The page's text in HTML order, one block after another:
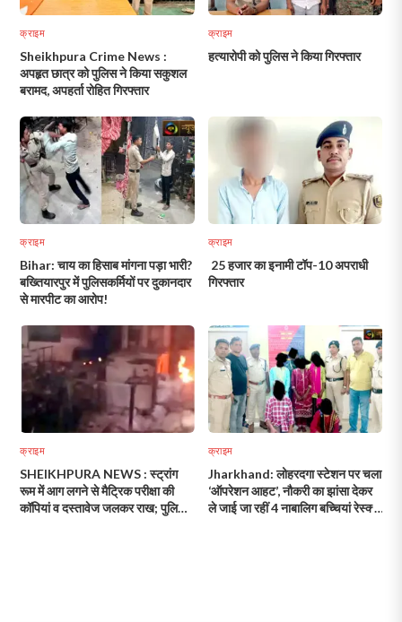
क्राइम
Sheikhpura Crime News :
अपहृत छात्र को पुलिस ने किया सकुशल
बरामद, अपहर्ता रोहित गिरफ्तार
क्राइम
हत्यारोपी को पुलिस ने किया गिरफ्तार
क्राइम
Bihar: चाय का हिसाब मांगना पड़ा भारी?
बख्तियारपुर में पुलिसकर्मियों पर दुकानदार
से मारपीट का आरोप!
क्राइम
25 हजार का इनामी टॉप-10 अपराधी
गिरफ्तार
क्राइम
SHEIKHPURA NEWS : स्ट्रांग
रूम में आग लगने से मैट्रिक परीक्षा की
कॉपियां व दस्तावेज जलकर राख; पुलिस
क्राइम
Jharkhand: लोहरदगा स्टेशन पर चला
‘ऑपरेशन आहट’, नौकरी का झांसा देकर
ले जाई जा रहीं 4 नाबालिग बच्चियां रेस्क्यू,